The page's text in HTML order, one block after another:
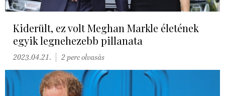
Kiderült, ez volt Meghan Markle életének
egyik legnehezebb pillanata
2023.04.21. 2 perc olvasás